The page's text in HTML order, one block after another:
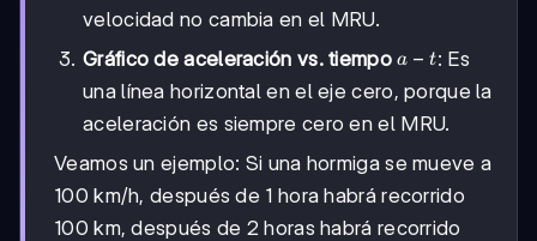
velocidad no cambia en el MRU.
Gráfico de aceleración vs. tiempoa-
a − t: Es
una línea horizontal en el eje cero, porque la
aceleración es siempre cero en el MRU.
Veamos un ejemplo: Si una hormiga se mueve a
100 km/h, después de 1 hora habrá recorrido
100 km, después de 2 horas habrá recorrido